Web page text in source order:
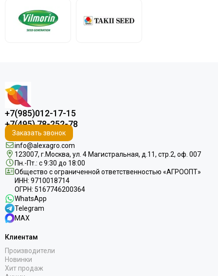
+7(985)012-17-15
+7(495) 78-252-78
Заказать звонок
info@alexagro.com
123007, г.Москва, ул. 4 Магистральная, д.11, стр.2, оф. 007
Пн.-Пт.: с 9:30 до 18:00
Общество с ограниченной ответственностью «АГРООПТ»
ИНН: 9710018714
ОГРН: 5167746200364
WhatsApp
Telegram
MAX
Клиентам
Производители
Новинки
Хит продаж